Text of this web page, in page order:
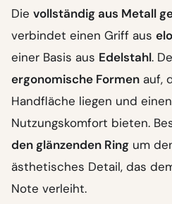
Die vollständig aus Metall
verbindet einen Griff aus
einer Basis aus Edelstahl.
ergonomische Formen auf,
Handfläche liegen und
Nutzungskomfort bieten.
den glänzenden Ring um
ästhetisches Detail, das
Note verleiht.